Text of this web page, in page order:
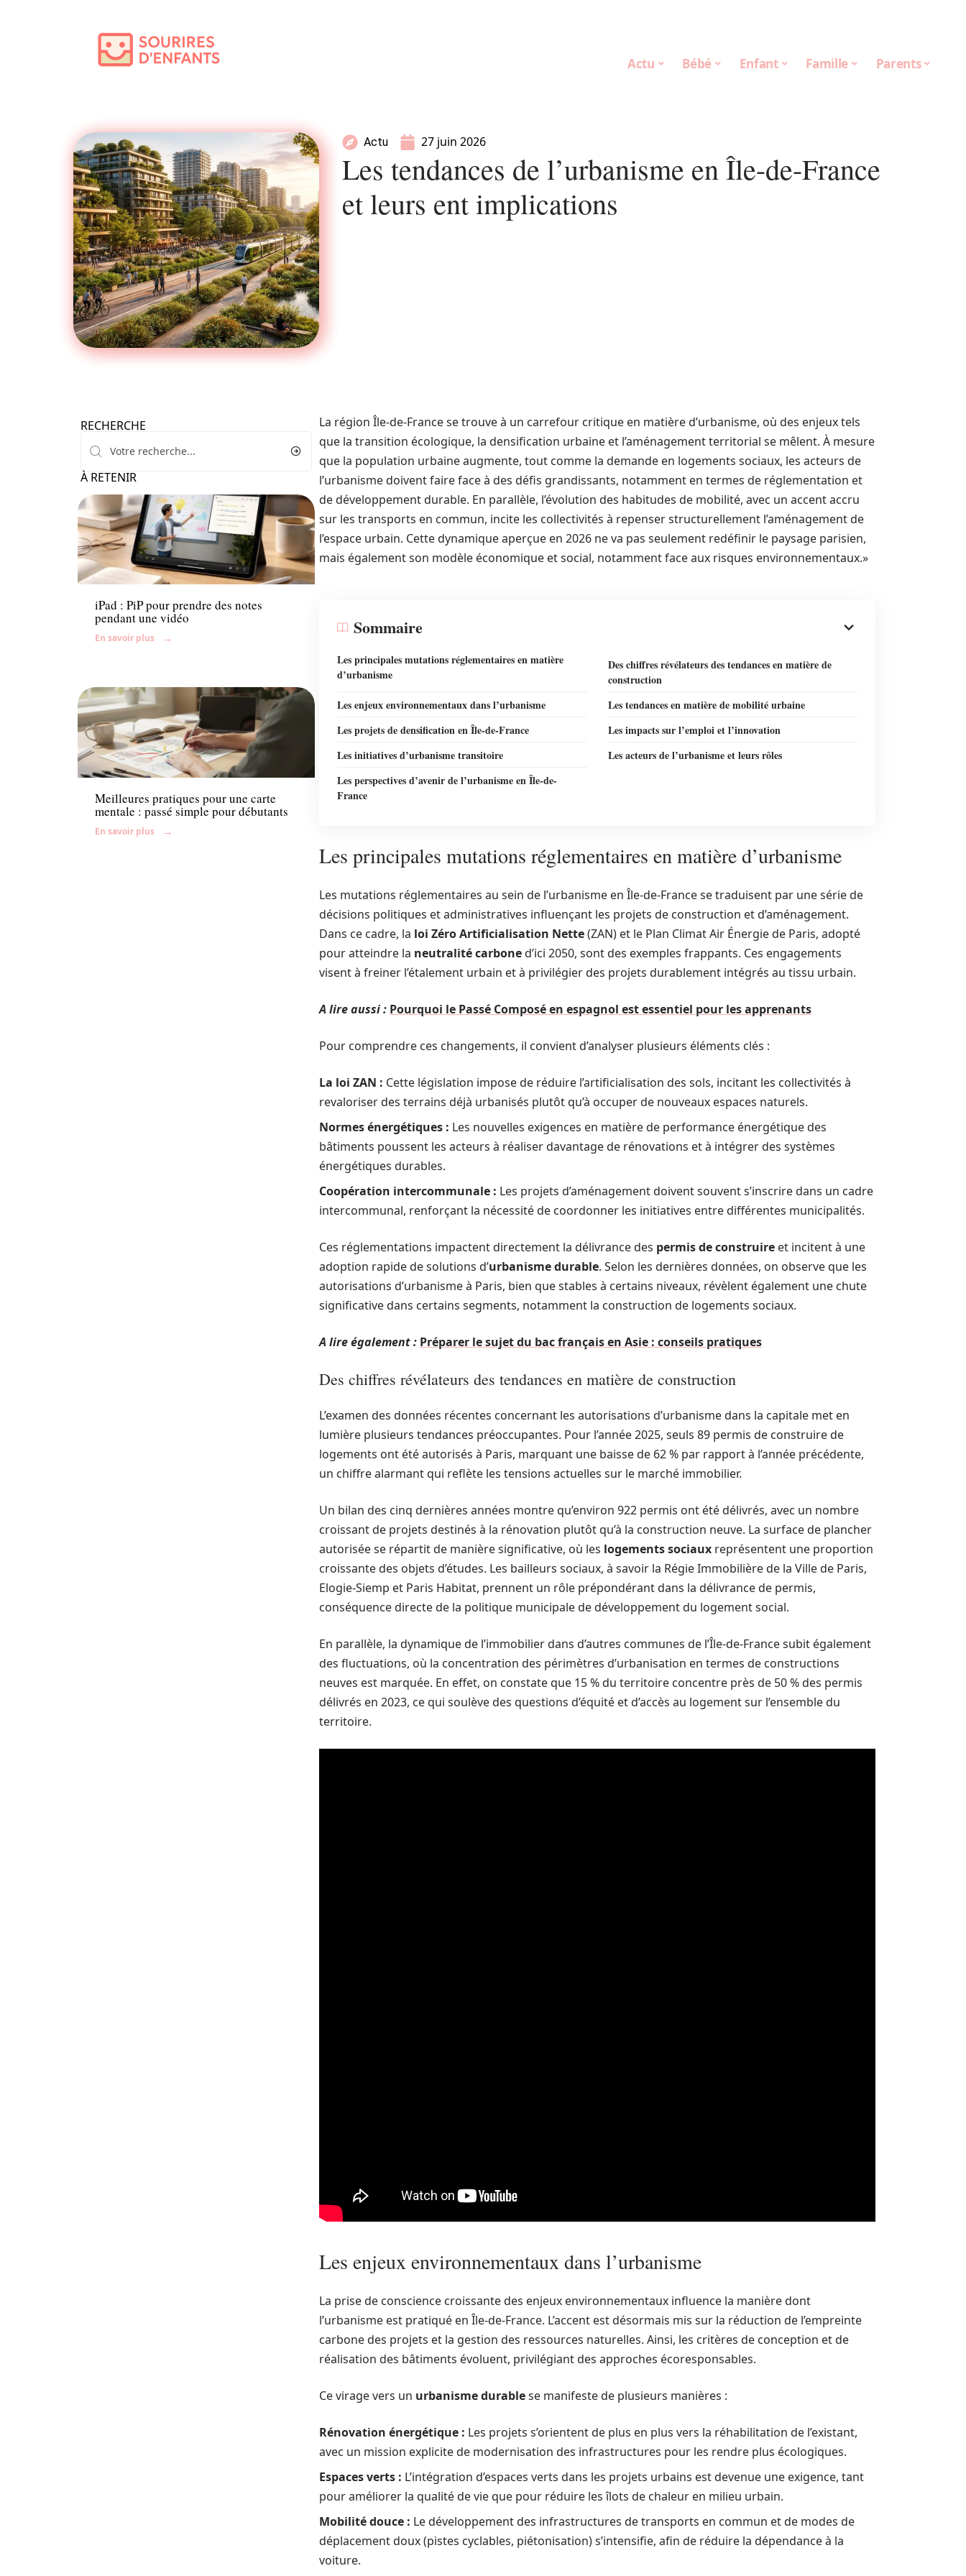
Actu Bébé Enfant Famille Parents
Actu 27 juin 2026
Les tendances de l’urbanisme en Île-de-France
et leurs ent implications
RECHERCHE
À RETENIR
Enfant
iPad : PiP pour prendre des notes
pendant une vidéo
En savoir plus
Enfant
Meilleures pratiques pour une carte
mentale : passé simple pour débutants
En savoir plus
La région Île-de-France se trouve à un carrefour critique en matière d’urbanisme, où des enjeux tels
que la transition écologique, la densification urbaine et l’aménagement territorial se mêlent. À mesure
que la population urbaine augmente, tout comme la demande en logements sociaux, les acteurs de
l’urbanisme doivent faire face à des défis grandissants, notamment en termes de réglementation et
de développement durable. En parallèle, l’évolution des habitudes de mobilité, avec un accent accru
sur les transports en commun, incite les collectivités à repenser structurellement l’aménagement de
l’espace urbain. Cette dynamique aperçue en 2026 ne va pas seulement redéfinir le paysage parisien,
mais également son modèle économique et social, notamment face aux risques environnementaux.»
Sommaire
Les principales mutations réglementaires en matière
d’urbanisme
Des chiffres révélateurs des tendances en matière de
construction
Les enjeux environnementaux dans l’urbanisme
Les tendances en matière de mobilité urbaine
Les projets de densification en Île-de-France
Les impacts sur l’emploi et l’innovation
Les initiatives d’urbanisme transitoire
Les acteurs de l’urbanisme et leurs rôles
Les perspectives d’avenir de l’urbanisme en Île-de-
France
Les principales mutations réglementaires en matière d’urbanisme
Les mutations réglementaires au sein de l’urbanisme en Île-de-France se traduisent par une série de
décisions politiques et administratives influençant les projets de construction et d’aménagement.
Dans ce cadre, la loi Zéro Artificialisation Nette(ZAN) et le Plan Climat Air Énergie de Paris, adopté
pour atteindre la neutralité carboned’ici 2050, sont des exemples frappants. Ces engagements
visent à freiner l’étalement urbain et à privilégier des projets durablement intégrés au tissu urbain.
A lire aussi : Pourquoi le Passé Composé en espagnol est essentiel pour les apprenants
Pour comprendre ces changements, il convient d’analyser plusieurs éléments clés :
La loi ZAN : Cette législation impose de réduire l’artificialisation des sols, incitant les collectivités à
revaloriser des terrains déjà urbanisés plutôt qu’à occuper de nouveaux espaces naturels.
Normes énergétiques : Les nouvelles exigences en matière de performance énergétique des
bâtiments poussent les acteurs à réaliser davantage de rénovations et à intégrer des systèmes
énergétiques durables.
Coopération intercommunale : Les projets d’aménagement doivent souvent s’inscrire dans un cadre
intercommunal, renforçant la nécessité de coordonner les initiatives entre différentes municipalités.
Ces réglementations impactent directement la délivrance des permis de construire et incitent à une
adoption rapide de solutions d’urbanisme durable. Selon les dernières données, on observe que les
autorisations d’urbanisme à Paris, bien que stables à certains niveaux, révèlent également une chute
significative dans certains segments, notamment la construction de logements sociaux.
A lire également : Préparer le sujet du bac français en Asie : conseils pratiques
Des chiffres révélateurs des tendances en matière de construction
L’examen des données récentes concernant les autorisations d’urbanisme dans la capitale met en
lumière plusieurs tendances préoccupantes. Pour l’année 2025, seuls 89 permis de construire de
logements ont été autorisés à Paris, marquant une baisse de 62 % par rapport à l’année précédente,
un chiffre alarmant qui reflète les tensions actuelles sur le marché immobilier.
Un bilan des cinq dernières années montre qu’environ 922 permis ont été délivrés, avec un nombre
croissant de projets destinés à la rénovation plutôt qu’à la construction neuve. La surface de plancher
autorisée se répartit de manière significative, où les logements sociaux représentent une proportion
croissante des objets d’études. Les bailleurs sociaux, à savoir la Régie Immobilière de la Ville de Paris,
Elogie-Siemp et Paris Habitat, prennent un rôle prépondérant dans la délivrance de permis,
conséquence directe de la politique municipale de développement du logement social.
En parallèle, la dynamique de l’immobilier dans d’autres communes de l’Île-de-France subit également
des fluctuations, où la concentration des périmètres d’urbanisation en termes de constructions
neuves est marquée. En effet, on constate que 15 % du territoire concentre près de 50 % des permis
délivrés en 2023, ce qui soulève des questions d’équité et d’accès au logement sur l’ensemble du
territoire.
Les enjeux environnementaux dans l’urbanisme
La prise de conscience croissante des enjeux environnementaux influence la manière dont
l’urbanisme est pratiqué en Île-de-France. L’accent est désormais mis sur la réduction de l’empreinte
carbone des projets et la gestion des ressources naturelles. Ainsi, les critères de conception et de
réalisation des bâtiments évoluent, privilégiant des approches écoresponsables.
Ce virage vers un urbanisme durablese manifeste de plusieurs manières :
Rénovation énergétique : Les projets s’orientent de plus en plus vers la réhabilitation de l’existant,
avec un mission explicite de modernisation des infrastructures pour les rendre plus écologiques.
Espaces verts : L’intégration d’espaces verts dans les projets urbains est devenue une exigence, tant
pour améliorer la qualité de vie que pour réduire les îlots de chaleur en milieu urbain.
Mobilité douce : Le développement des infrastructures de transports en commun et de modes de
déplacement doux (pistes cyclables, piétonisation) s’intensifie, afin de réduire la dépendance à la
voiture.